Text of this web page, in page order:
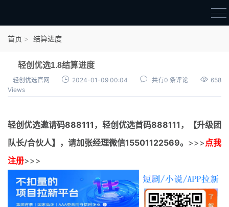
结算进度
团队长扶持
充场项目报价
无人直播
电商入门
首页 结算进度
轻创优选1.8结算进度
轻创优选官网 2024-01-09 00:04 共有0 条评论
658
Views
轻创优选邀请码888111， 轻创优选首码888111，【升级团
队长/合伙人】，请加张经理微信15501122569。 >>>点我
注册>>>